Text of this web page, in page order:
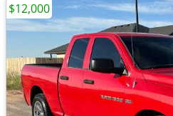
$12,000